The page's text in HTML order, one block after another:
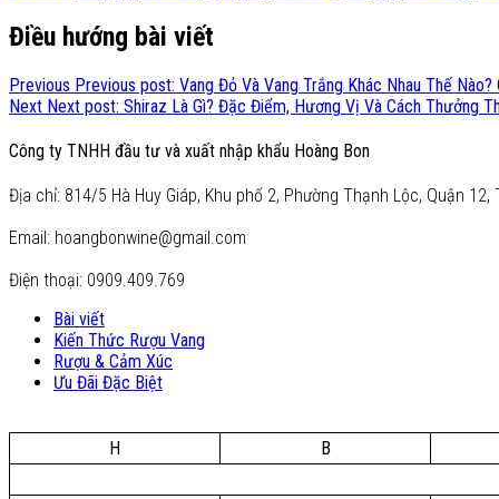
Điều hướng bài viết
Previous Previous post: Vang Đỏ Và Vang Trắng Khác Nhau Thế
Next Next post: Shiraz Là Gì? Đặc Điểm, Hương Vị Và Cách Thưởng
Công ty TNHH đầu tư và xuất nhập khẩu Hoàng Bon
Địa chỉ: 814/5 Hà Huy Giáp, Khu phố 2, Phường Thạnh Lộc, Quận 12,
Email: hoangbonwine@gmail.com
Điện thoại: 0909.409.769
Bài viết
Kiến Thức Rượu Vang
Rượu & Cảm Xúc
Ưu Đãi Đặc Biệt
H B